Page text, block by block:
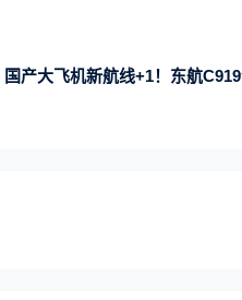
国产大飞机新航线+1！东航